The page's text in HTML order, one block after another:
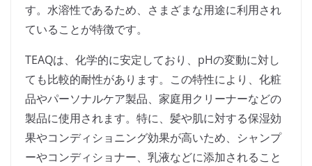
す。水溶性であるため、さまざまな用途に利用され
ていることが特徴です。
TEAQは、化学的に安定しており、pHの変動に対し
ても比較的耐性があります。この特性により、化粧
品やパーソナルケア製品、家庭用クリーナーなどの
製品に使用されます。特に、髪や肌に対する保湿効
果やコンディショニング効果が高いため、シャンプ
ーやコンディショナー、乳液などに添加されること